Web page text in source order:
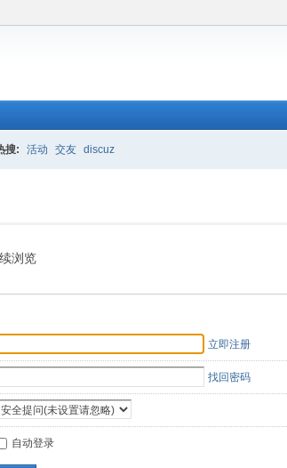
搜: 活动 交友 discuz
浏览
立即注册
找回密码
自动登录